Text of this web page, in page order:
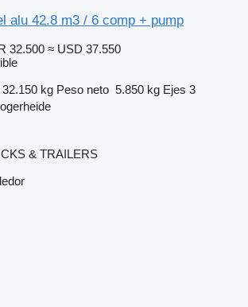
alu 42.8 m3 / 6 comp + pump
32.500 ≈ USD 37.550
32.150 kg Peso neto 5.850 kg Ejes 3
& TRAILERS